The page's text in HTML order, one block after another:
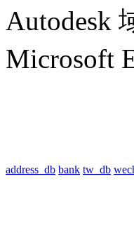
Autodesk
Microsoft
address_db bank tw_db